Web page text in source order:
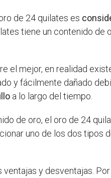
de 24 quilates es
tiene un contenido
el mejor, en realidad
y fácilmente dañado
a lo largo del tiempo.
de oro, el oro de 24
uno de los dos tipos
y desventajas.